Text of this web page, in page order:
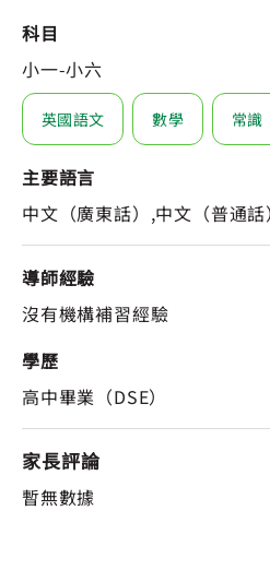
科目
小一-小六
英國語文 數學 常識
主要語言
中文（廣東話）,中文（普通
導師經驗
沒有機構補習經驗
學歷
高中畢業（DSE）
家長評論
暫無數據